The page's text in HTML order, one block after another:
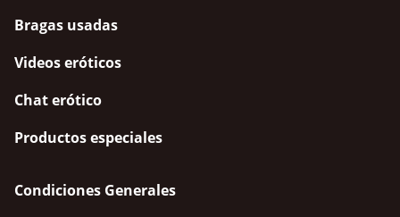
Bragas usadas
Videos eróticos
Chat erótico
Productos especiales
Condiciones Generales